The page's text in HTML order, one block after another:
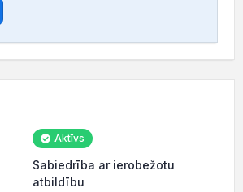
Aktīvs
Sabiedrība ar ierobežotu
atbildību